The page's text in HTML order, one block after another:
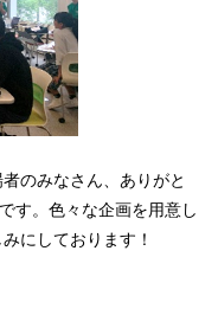
のみなさん、ありがと
す。色々な企画を用意し
にしております！